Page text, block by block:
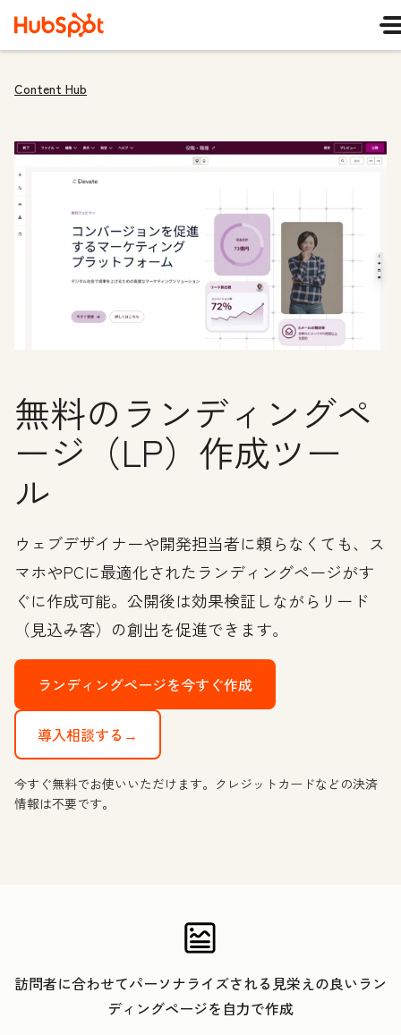
Content Hub
無料のランディングペ
ージ（LP）作成ツー
ル
ウェブデザイナーや開発担当者に頼らなくても、ス
マホやPCに最適化されたランディングページがす
ぐに作成可能。公開後は効果検証しながらリード
（見込み客）の創出を促進できます。
ランディングページを今すぐ作成
導入相談する→
今すぐ無料でお使いいただけます。クレジットカードなどの決済
情報は不要です。
訪問者に合わせてパーソナライズされる見栄えの良いラン
ディングページを自力で作成